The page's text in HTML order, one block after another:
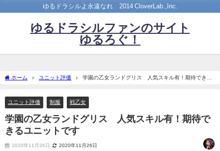
ゆるドラシルよ永遠なれ©2014 CloverLab.,Inc.
ゆるドラシルファンのサイト
ゆるろぐ！
ホーム ユニット評価
学園の乙女ランドグリス 人気スキル有！期待できる
ユニット評価 制服 戦乙女
学園の乙女ランドグリス 人気スキル有！期待で
きるユニットです
2020年11月26日 2020年11月26日